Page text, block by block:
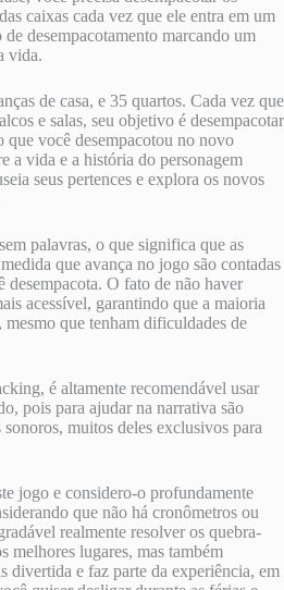
caixas cada vez que ele entra em um
desempacotamento marcando um
vida.
de casa, e 35 quartos. Cada vez que
e salas, seu objetivo é desempacotar
que você desempacotou no novo
a vida e a história do personagem
seus pertences e explora os novos
palavras, o que significa que as
que avança no jogo são contadas
desempacota. O fato de não haver
acessível, garantindo que a maioria
mesmo que tenham dificuldades de
é altamente recomendável usar
pois para ajudar na narrativa são
muitos deles exclusivos para
jogo e considero-o profundamente
que não há cronômetros ou
realmente resolver os quebra-
melhores lugares, mas também
divertida e faz parte da experiência, em